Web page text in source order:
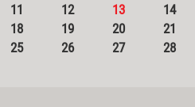
11 12 13
14
18 19 20
21
25 26 27
28